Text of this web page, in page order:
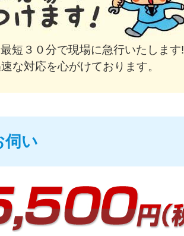
短３０分で現場に急行いたします!
な対応を心がけております。
伺い